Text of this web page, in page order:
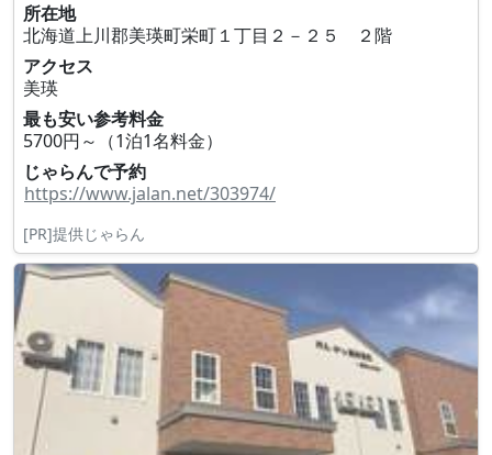
所在地
北海道上川郡美瑛町栄町１丁目２－２５ ２階
アクセス
美瑛
最も安い参考料金
5700円～（1泊1名料金）
じゃらんで予約
https://www.jalan.net/303974/
[PR]提供じゃらん